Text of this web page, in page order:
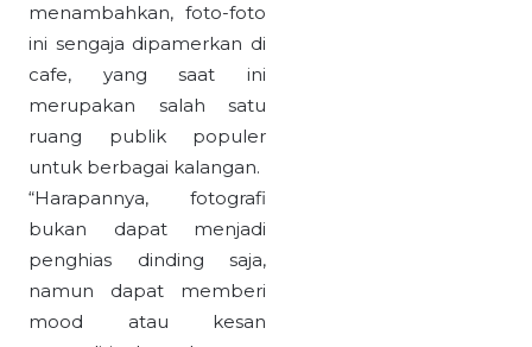
menambahkan, foto-foto
ini sengaja dipamerkan di
cafe, yang saat ini
merupakan salah satu
ruang publik populer
untuk berbagai kalangan.
“Harapannya, fotografi
bukan dapat menjadi
penghias dinding saja,
namun dapat memberi
mood atau kesan